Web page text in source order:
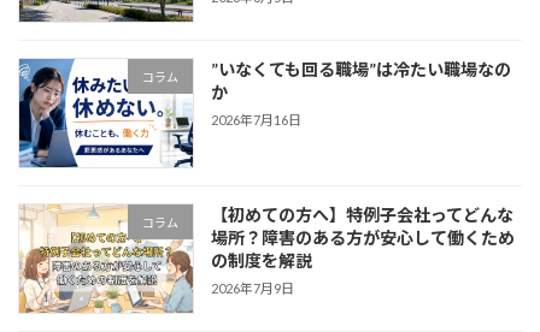
コラム
”いなくても回る職場”は冷たい職場なの
か
2026年7月16日
コラム
【初めての方へ】特例子会社ってどんな
場所？障害のある方が安心して働くため
の制度を解説
2026年7月9日